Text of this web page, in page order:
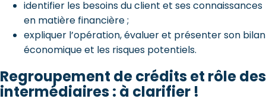
identifier les besoins du client et ses connaissances
en matière financière ;
expliquer l’opération, évaluer et présenter son bilan
économique et les risques potentiels.
Regroupement de crédits et rôle des
intermédiaires : à clarifier !